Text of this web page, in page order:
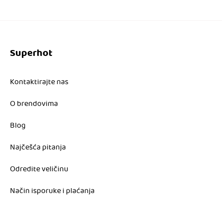
Superhot
Kontaktirajte nas
O brendovima
Blog
Najčešća pitanja
Odredite veličinu
Način isporuke i plaćanja